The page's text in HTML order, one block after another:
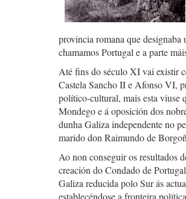
provincia romana que
chamamos Portugal e a parte
Até fins do século XI vai existir
Castela Sancho II e Afonso VI,
político-cultural, mais esta viuse
Mondego e á oposición dos
dunha Galiza independente no
marido don Raimundo de
Ao non conseguir os resultados
creación do Condado de
Galiza reducida polo Sur ás
establecéndose a fronteira